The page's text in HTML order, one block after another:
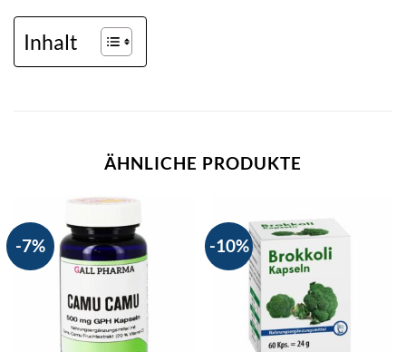
Inhalt
ÄHNLICHE PRODUKTE
-7% -10%